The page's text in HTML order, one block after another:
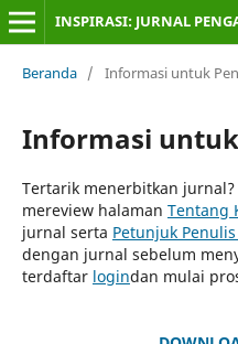
INSPIRASI: JURNAL
Beranda / Informasi untuk
Informasi
Tertarik menerbitkan
mereview halaman Tentang
jurnal serta Petunjuk Penulis
dengan jurnal sebelum
terdaftar logindan mulai